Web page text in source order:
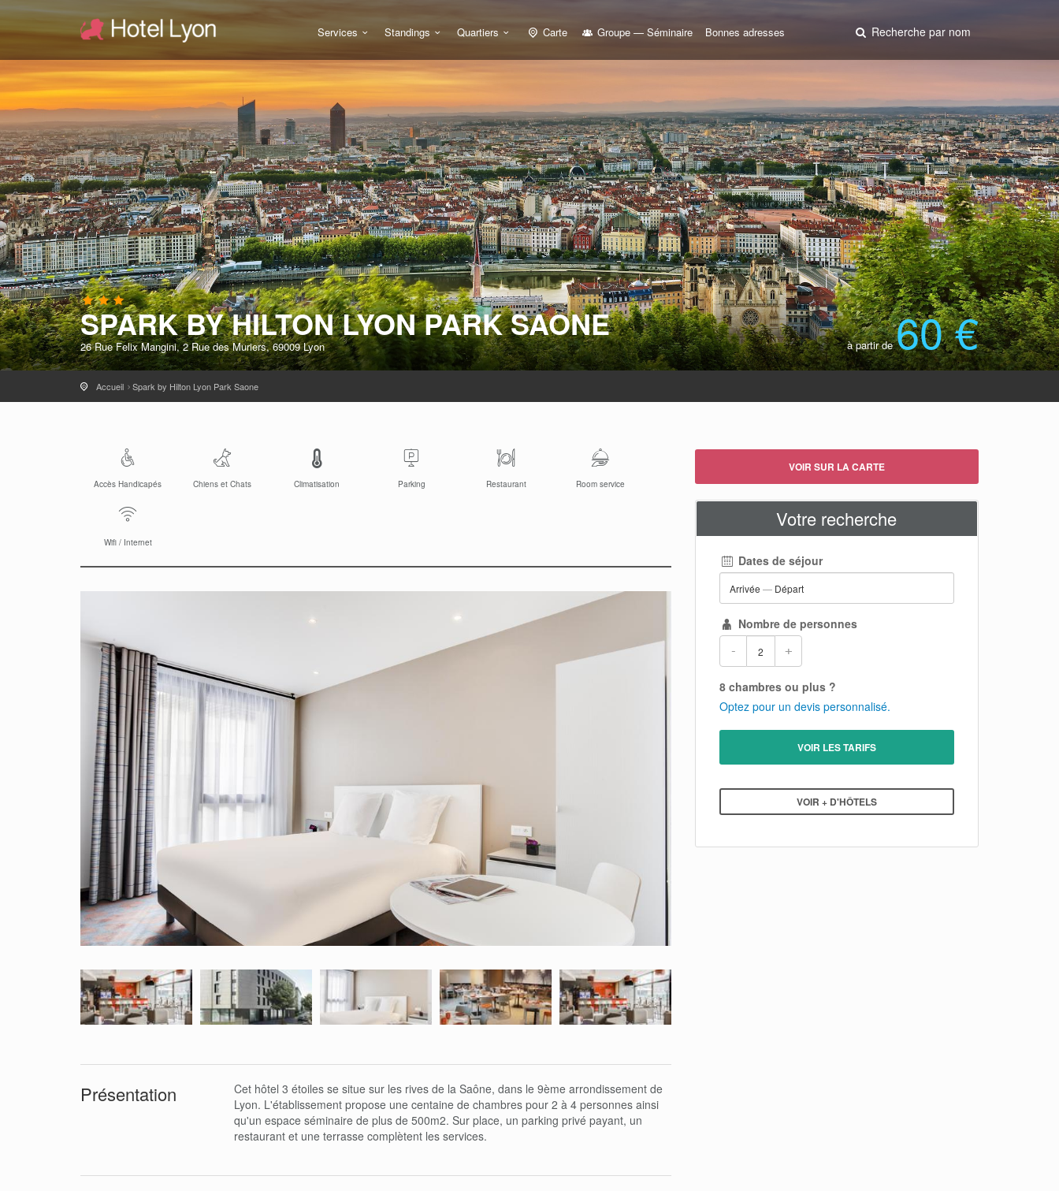
Services Standings Quartiers Carte Groupe — Séminaire Bonnes adresses Recherche par nom
SPARK BY HILTON LYON PARK SAONE
26 Rue Felix Mangini, 2 Rue des Muriers, 69009 Lyon à partir de60 €
Accueil Spark by Hilton Lyon Park Saone
Accès Handicapés Chiens et Chats Climatisation Parking Restaurant Room service
Wifi / Internet
Présentation
Cet hôtel 3 étoiles se situe sur les rives de la Saône, dans le 9ème arrondissement de
Lyon. L'établissement propose une centaine de chambres pour 2 à 4 personnes ainsi
qu'un espace séminaire de plus de 500m2. Sur place, un parking privé payant, un
restaurant et une terrasse complètent les services.
VOIR SUR LA CARTE
Votre recherche
Dates de séjour
Arrivée — Départ
Nombre de personnes
- +
8 chambres ou plus ?
Optez pour un devis personnalisé.
VOIR LES TARIFS
VOIR + D'HÔTELS